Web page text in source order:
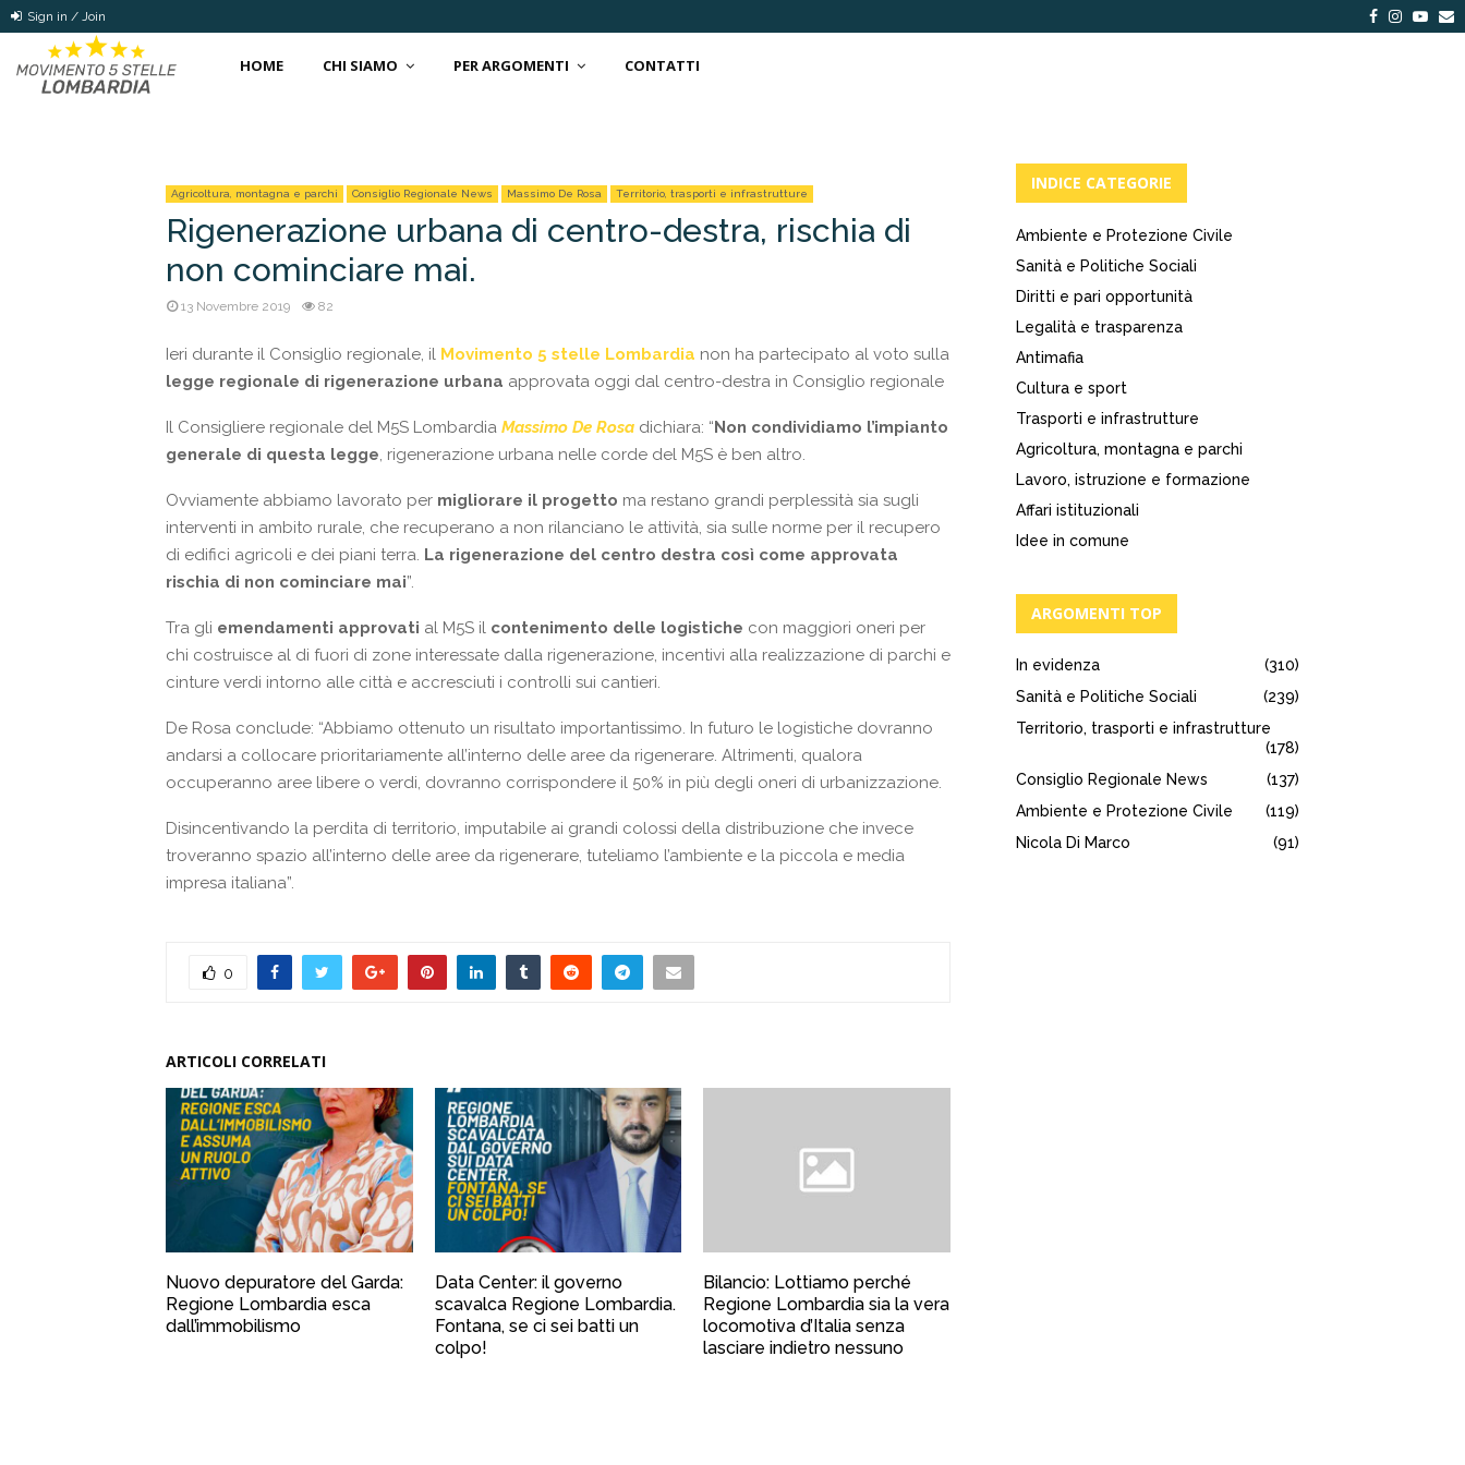
Sign in / Join Facebook
HOME CHI SIAMO PER ARGOMENTI CONTATTI
Agricoltura, montagna e parchi Consiglio Regionale News Massimo De Rosa Territorio, trasporti e infrastrutture
Rigenerazione urbana di centro-destra, rischia di
non cominciare mai.
13 Novembre 2019 82
Ieri durante il Consiglio regionale, il Movimento 5 stelle Lombardia non ha partecipato al voto sulla
legge regionale di rigenerazione urbana approvata oggi dal centro-destra in Consiglio regionale
Il Consigliere regionale del M5S Lombardia Massimo De Rosa dichiara: “Non condividiamo l’impianto
generale di questa legge , rigenerazione urbana nelle corde del M5S è ben altro.
Ovviamente abbiamo lavorato per migliorare il progetto ma restano grandi perplessità sia sugli
interventi in ambito rurale, che recuperano a non rilanciano le attività, sia sulle norme per il recupero
di edifici agricoli e dei piani terra. La rigenerazione del centro destra così come approvata
rischia di non cominciare mai”.
Tra gli emendamenti approvati al M5S il contenimento delle logistiche con maggiori oneri per
chi costruisce al di fuori di zone interessate dalla rigenerazione, incentivi alla realizzazione di parchi e
cinture verdi intorno alle città e accresciuti i controlli sui cantieri.
De Rosa conclude: “Abbiamo ottenuto un risultato importantissimo. In futuro le logistiche dovranno
andarsi a collocare prioritariamente all’interno delle aree da rigenerare. Altrimenti, qualora
occuperanno aree libere o verdi, dovranno corrispondere il 50% in più degli oneri di urbanizzazione.
Disincentivando la perdita di territorio, imputabile ai grandi colossi della distribuzione che invece
troveranno spazio all’interno delle aree da rigenerare, tuteliamo l’ambiente e la piccola e media
impresa italiana”.
0
ARTICOLI CORRELATI
Nuovo depuratore del Garda:
Regione Lombardia esca
dall’immobilismo
Data Center: il governo
scavalca Regione Lombardia.
Fontana, se ci sei batti un
colpo!
Bilancio: Lottiamo perché
Regione Lombardia sia la vera
locomotiva d’Italia senza
lasciare indietro nessuno
INDICE CATEGORIE
Ambiente e Protezione Civile
Sanità e Politiche Sociali
Diritti e pari opportunità
Legalità e trasparenza
Antimafia
Cultura e sport
Trasporti e infrastrutture
Agricoltura, montagna e parchi
Lavoro, istruzione e formazione
Affari istituzionali
Idee in comune
ARGOMENTI TOP
In evidenza
(310)
Sanità e Politiche Sociali
(239)
Territorio, trasporti e infrastrutture
(178)
Consiglio Regionale News
(137)
Ambiente e Protezione Civile
(119)
Nicola Di Marco
(91)